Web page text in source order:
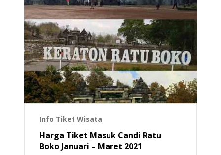
Info Tiket Wisata
Harga Tiket Masuk Candi Ratu
Boko Januari – Maret 2021